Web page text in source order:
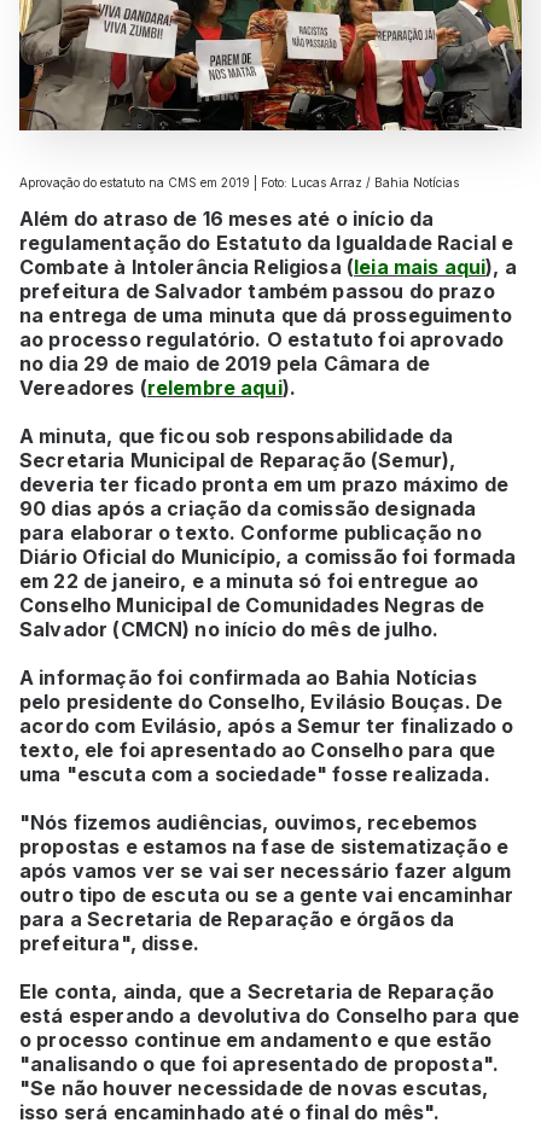
Aprovação do estatuto na CMS em 2019 | Foto: Lucas Arraz / Bahia Notícias
Além do atraso de 16 meses até o início da
regulamentação do Estatuto da Igualdade Racial e
Combate à Intolerância Religiosa (leia mais aqui), a
prefeitura de Salvador também passou do prazo
na entrega de uma minuta que dá prosseguimento
ao processo regulatório. O estatuto foi aprovado
no dia 29 de maio de 2019 pela Câmara de
Vereadores (relembre aqui).
A minuta, que ficou sob responsabilidade da
Secretaria Municipal de Reparação (Semur),
deveria ter ficado pronta em um prazo máximo de
90 dias após a criação da comissão designada
para elaborar o texto. Conforme publicação no
Diário Oficial do Município, a comissão foi formada
em 22 de janeiro, e a minuta só foi entregue ao
Conselho Municipal de Comunidades Negras de
Salvador (CMCN) no início do mês de julho.
A informação foi confirmada ao Bahia Notícias
pelo presidente do Conselho, Evilásio Bouças. De
acordo com Evilásio, após a Semur ter finalizado o
texto, ele foi apresentado ao Conselho para que
uma "escuta com a sociedade" fosse realizada.
"Nós fizemos audiências, ouvimos, recebemos
propostas e estamos na fase de sistematização e
após vamos ver se vai ser necessário fazer algum
outro tipo de escuta ou se a gente vai encaminhar
para a Secretaria de Reparação e órgãos da
prefeitura", disse.
Ele conta, ainda, que a Secretaria de Reparação
está esperando a devolutiva do Conselho para que
o processo continue em andamento e que estão
"analisando o que foi apresentado de proposta".
"Se não houver necessidade de novas escutas,
isso será encaminhado até o final do mês".